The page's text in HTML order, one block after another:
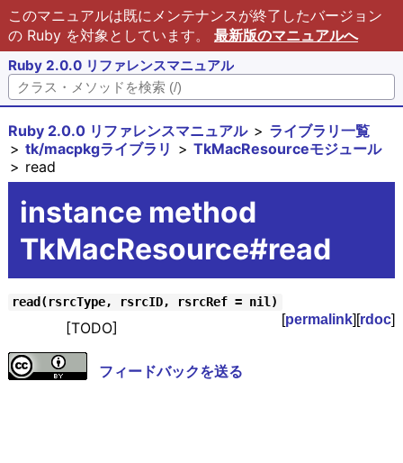
このマニュアルは既にメンテナンスが終了したバージョン
の Ruby を対象としています。 最新版のマニュアルへ
Ruby 2.0.0 リファレンスマニュアル
Ruby 2.0.0 リファレンスマニュアル
ライブラリ一覧
tk/macpkgライブラリ
TkMacResourceモジュール
read
instance method
TkMacResource#read
read(rsrcType, rsrcID, rsrcRef = nil)
[permalink][rdoc]
[TODO]
フィードバックを送る